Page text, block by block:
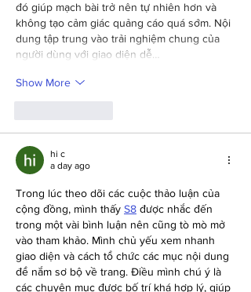
đó giúp mạch bài trở nên tự nhiên hơn và
không tạo cảm giác quảng cáo quá sớm. Nội
dung tập trung vào trải nghiệm chung của
người dùng với giao diện dễ…
Show More
hi c
a day ago
Trong lúc theo dõi các cuộc thảo luận của
cộng đồng, mình thấy S8 được nhắc đến
trong một vài bình luận nên cũng tò mò mở
vào tham khảo. Mình chủ yếu xem nhanh
giao diện và cách tổ chức các mục nội dung
để nắm sơ bộ về trang. Điều mình chú ý là
các chuyên mục được bố trí khá hợp lý, giúp